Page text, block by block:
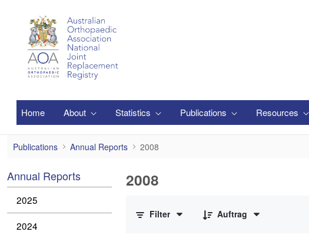
Home About Statistics Publications Resources
2008
Publications Annual Reports 2008
Annual Reports
2025
2024
2008
Filter
Auftrag